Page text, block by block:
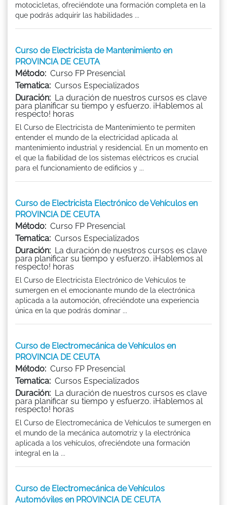
motocicletas, ofreciéndote una formación completa en la
que podrás adquirir las habilidades ...
Curso de Electricista de Mantenimiento en
PROVINCIA DE CEUTA
Método: Curso FP Presencial
Tematica: Cursos Especializados
Duración: La duración de nuestros cursos es clave
para planificar su tiempo y esfuerzo. ¡Hablemos al
respecto! horas
El Curso de Electricista de Mantenimiento te permiten
entender el mundo de la electricidad aplicada al
mantenimiento industrial y residencial. En un momento en
el que la fiabilidad de los sistemas eléctricos es crucial
para el funcionamiento de edificios y ...
Curso de Electricista Electrónico de Vehículos en
PROVINCIA DE CEUTA
Método: Curso FP Presencial
Tematica: Cursos Especializados
Duración: La duración de nuestros cursos es clave
para planificar su tiempo y esfuerzo. ¡Hablemos al
respecto! horas
El Curso de Electricista Electrónico de Vehículos te
sumergen en el emocionante mundo de la electrónica
aplicada a la automoción, ofreciéndote una experiencia
única en la que podrás dominar ...
Curso de Electromecánica de Vehículos en
PROVINCIA DE CEUTA
Método: Curso FP Presencial
Tematica: Cursos Especializados
Duración: La duración de nuestros cursos es clave
para planificar su tiempo y esfuerzo. ¡Hablemos al
respecto! horas
El Curso de Electromecánica de Vehículos te sumergen en
el mundo de la mecánica automotriz y la electrónica
aplicada a los vehículos, ofreciéndote una formación
integral en la ...
Curso de Electromecánica de Vehículos
Automóviles en PROVINCIA DE CEUTA